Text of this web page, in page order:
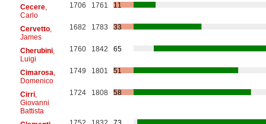
Cecere,
Carlo
1706 1761 11
Cervetto,
James
1682 1783 33
Cherubini,
Luigi
1760 1842 65
Cimarosa
Domenico
1749 1801 51
Cirri,
Giovanni
Battista
1724 1808 58